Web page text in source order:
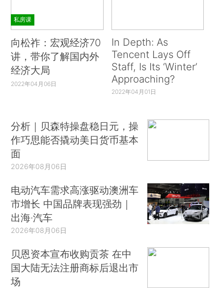
私房课
向松祚：宏观经济70
讲，带你了解国内外
经济大局
2022年04月06日
In Depth: As
Tencent Lays Off
Staff, Is Its ‘Winter’
Approaching?
2022年04月01日
分析｜贝森特操盘稳日元，操
作巧思能否撬动美日货币基本
面
2026年08月06日
电动汽车需求高涨驱动澳洲车
市增长 中国品牌表现强劲｜
出海·汽车
2026年08月06日
贝恩资本宣布收购贡茶 在中
国大陆无法注册商标后退出市
场